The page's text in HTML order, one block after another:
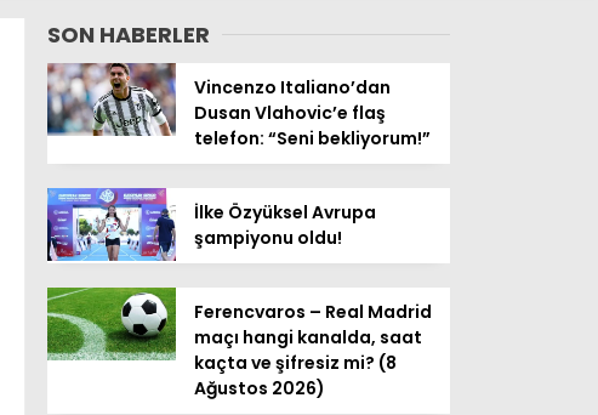
SON HABERLER
Vincenzo Italiano’dan
Dusan Vlahovic’e flaş
telefon: “Seni bekliyorum!”
İlke Özyüksel Avrupa
şampiyonu oldu!
Ferencvaros – Real Madrid
maçı hangi kanalda, saat
kaçta ve şifresiz mi? (8
Ağustos 2026)